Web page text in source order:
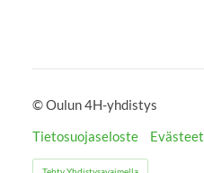
©Oulun 4H-yhdistys
Tietosuojaseloste
Evästeet